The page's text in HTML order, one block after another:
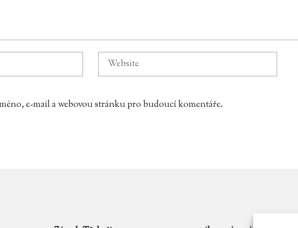
e-mail a webovou stránku pro budoucí komentáře.